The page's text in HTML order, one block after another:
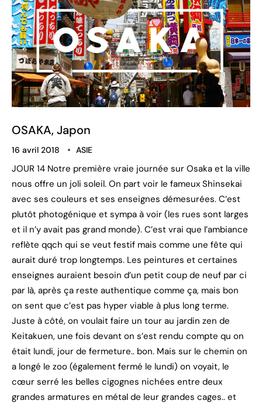
OSAKA, Japon
16 avril 2018 ASIE
JOUR 14 Notre première vraie journée sur Osaka et la ville
nous offre un joli soleil. On part voir le fameux Shinsekai
avec ses couleurs et ses enseignes démesurées. C’est
plutôt photogénique et sympa à voir (les rues sont larges
et il n’y avait pas grand monde). C’est vrai que l’ambiance
reflète qqch qui se veut festif mais comme une fête qui
aurait duré trop longtemps. Les peintures et certaines
enseignes auraient besoin d’un petit coup de neuf par ci
par là, après ça reste authentique comme ça, mais bon
on sent que c’est pas hyper viable à plus long terme.
Juste à côté, on voulait faire un tour au jardin zen de
Keitakuen, une fois devant on s’est rendu compte qu on
était lundi, jour de fermeture.. bon. Mais sur le chemin on
a longé le zoo (également fermé le lundi) on voyait, le
cœur serré les belles cigognes nichées entre deux
grandes armatures en métal de leur grandes cages.. et